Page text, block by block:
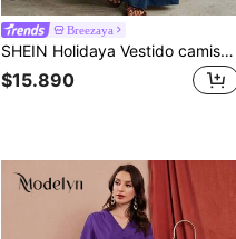
Breezaya
SHEIN Holidaya Vestido camisero largo sin mangas de unicolor con botones simples y múltiples bolsillos casual para mujer
$15.890